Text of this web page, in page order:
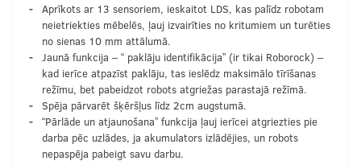
Aprīkots ar 13 sensoriem, ieskaitot LDS, kas palīdz robotam
neietriekties mēbelēs, ļauj izvairīties no kritumiem un turēties
no sienas 10 mm attālumā.
Jaunā funkcija – “ paklāju identifikācija” (ir tikai Roborock) –
kad ierīce atpazīst paklāju, tas ieslēdz maksimālo tīrīšanas
režīmu, bet pabeidzot robots atgriežas parastajā režīmā.
Spēja pārvarēt šķēršļus līdz 2cm augstumā.
“Pārlāde un atjaunošana” funkcija ļauj ierīcei atgriezties pie
darba pēc uzlādes, ja akumulators izlādējies, un robots
nepaspēja pabeigt savu darbu.